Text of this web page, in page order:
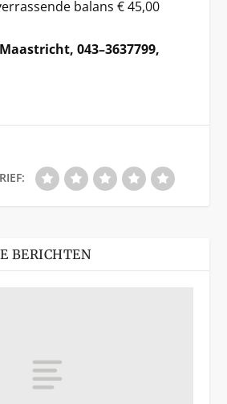
balans € 45,00
043–3637799,
BERICHTEN